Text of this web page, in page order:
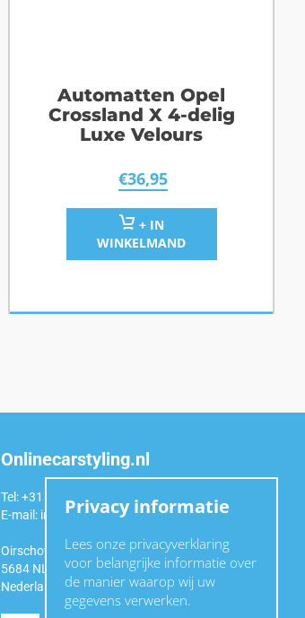
Automatten Opel
Crossland X 4-delig
Luxe Velours
€36,95
+ IN
WINKELMAND
Onlinecarstyling.nl
Tel: +31 (0)6 54 98 49 99
E-mail: info@onlinecarstyling.nl
Oirschotseweg 92a
5684 NL Best
Nederland
Privacy informatie
Lees onze privacyverklaring
voor belangrijke informatie over
de manier waarop wij uw
gegevens verwerken.